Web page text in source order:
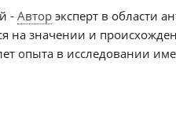
-Автор эксперт в области
на значении и
опыта в исследовании